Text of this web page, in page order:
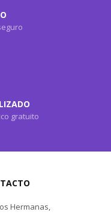
gratuito
Hermanas,